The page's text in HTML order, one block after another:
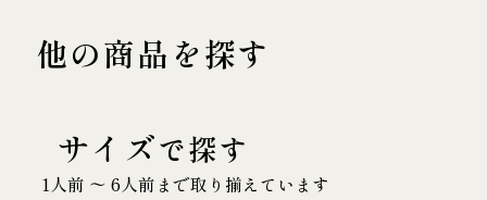
他の商品を探す
サイズで探す
1人前 〜 6人前まで取り揃えています